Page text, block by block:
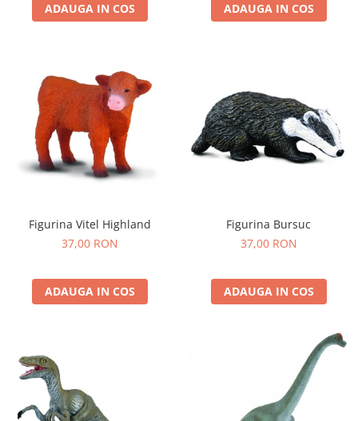
ADAUGA IN COS ADAUGA IN COS
Figurina Vitel Highland
37,00 RON
ADAUGA IN COS
Figurina Bursuc
37,00 RON
ADAUGA IN COS